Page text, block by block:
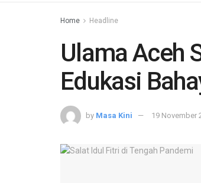
Home Headline
Ulama Aceh
Edukasi
by Masa Kini 19 November